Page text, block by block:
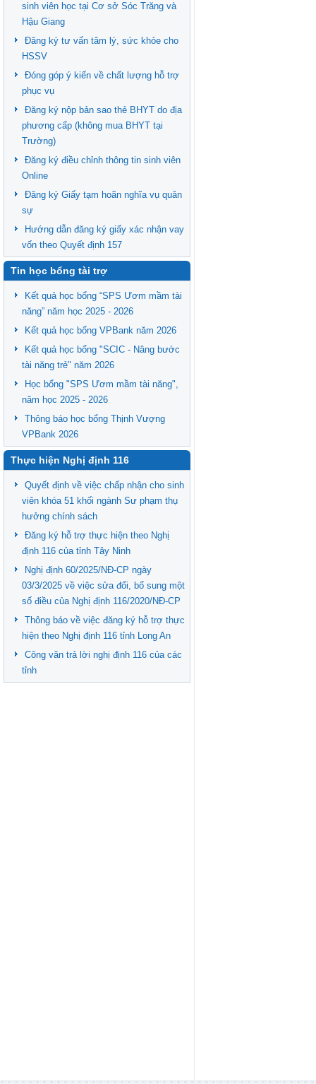
sinh viên học tại Cơ sở Sóc Trăng và
Hậu Giang
Đăng ký tư vấn tâm lý, sức khỏe cho
HSSV
Đóng góp ý kiến về chất lượng hỗ trợ
phục vụ
Đăng ký nộp bản sao thẻ BHYT do địa
phương cấp (không mua BHYT tại
Trường)
Đăng ký điều chỉnh thông tin sinh viên
Online
Đăng ký Giấy tạm hoãn nghĩa vụ quân
sự
Hướng dẫn đăng ký giấy xác nhận vay
vốn theo Quyết định 157
Tin học bổng tài trợ
Kết quả học bổng “SPS Ươm mầm tài
năng” năm học 2025 - 2026
Kết quả học bổng VPBank năm 2026
Kết quả học bổng "SCIC - Nâng bước
tài năng trẻ" năm 2026
Học bổng "SPS Ươm mầm tài năng",
năm học 2025 - 2026
Thông báo học bổng Thịnh Vượng
VPBank 2026
Thực hiện Nghị định 116
Quyết định về việc chấp nhận cho sinh
viên khóa 51 khối ngành Sư phạm thụ
hưởng chính sách
Đăng ký hỗ trợ thực hiện theo Nghị
định 116 của tỉnh Tây Ninh
Nghị định 60/2025/NĐ-CP ngày
03/3/2025 về việc sửa đổi, bổ sung một
số điều của Nghị định 116/2020/NĐ-CP
Thông báo về việc đăng ký hỗ trợ thực
hiện theo Nghị định 116 tỉnh Long An
Công văn trả lời nghị định 116 của các
tỉnh